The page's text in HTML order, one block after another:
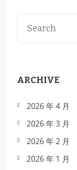
ARCHIVE
2026 年 4 月
2026 年 3 月
2026 年 2 月
2026 年 1 月